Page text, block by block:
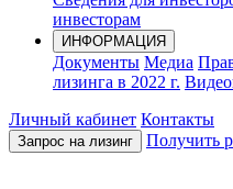
инвесторам
ИНФОРМАЦИЯ
Документы Медиа
лизинга в 2022 г.
Личный кабинет Контакты
Запрос на лизинг Получить